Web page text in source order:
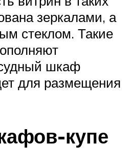
зеркалами, а
стеклом. Такие
шкаф
для размещения
купе